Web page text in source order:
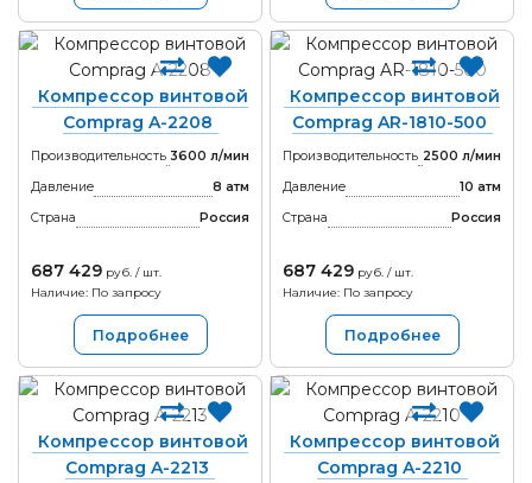
Компрессор винтовой
Comprag A-2208
Производительность 3600 л/мин
Давление
8 атм
Страна
Россия
687 429 руб. / шт.
Наличие: По запросу
Подробнее
Компрессор винтовой
Comprag AR-1810-500
Производительность 2500 л/мин
Давление
10 атм
Страна
Россия
687 429 руб. / шт.
Наличие: По запросу
Подробнее
Компрессор винтовой
Comprag A-2213
Компрессор винтовой
Comprag A-2210